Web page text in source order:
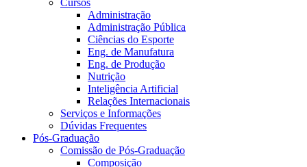
Cursos
Administração
Administração Pública
Ciências do Esporte
Eng. de Manufatura
Eng. de Produção
Nutrição
Inteligência Artificial
Relações Internacionais
Serviços e Informações
Dúvidas Frequentes
Pós-Graduação
Comissão de Pós-Graduação
Composição